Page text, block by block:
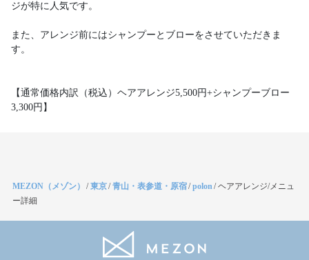
ジが特に人気です。
また、アレンジ前にはシャンプーとブローをさせていただきま
す。
【通常価格内訳（税込）ヘアアレンジ5,500円+シャンプーブロー
3,300円】
MEZON（メゾン） /東京/青山・表参道・原宿/polon/ヘアアレンジ/メニュ
ー詳細